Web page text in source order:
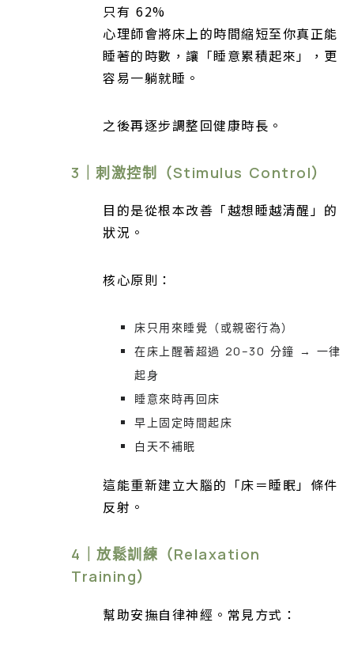
只有 62%
心理師會將床上的時間縮短至你真正能
睡著的時數，讓「睡意累積起來」，更
容易一躺就睡。
之後再逐步調整回健康時長。
3｜刺激控制（Stimulus Control）
目的是從根本改善「越想睡越清醒」的
狀況。
核心原則：
床只用來睡覺（或親密行為）
在床上醒著超過 20–30 分鐘 → 一律
起身
睡意來時再回床
早上固定時間起床
白天不補眠
這能重新建立大腦的「床＝睡眠」條件
反射。
4｜放鬆訓練（Relaxation
Training）
幫助安撫自律神經。常見方式：